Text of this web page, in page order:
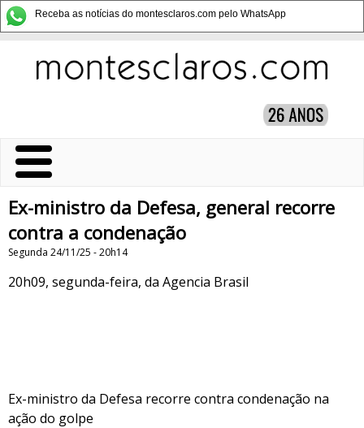
Receba as notícias do montesclaros.com pelo WhatsApp
Ex-ministro da Defesa, general recorre
contra a condenação
Segunda 24/11/25 - 20h14
20h09, segunda-feira, da Agencia Brasil
Ex-ministro da Defesa recorre contra condenação na
ação do golpe